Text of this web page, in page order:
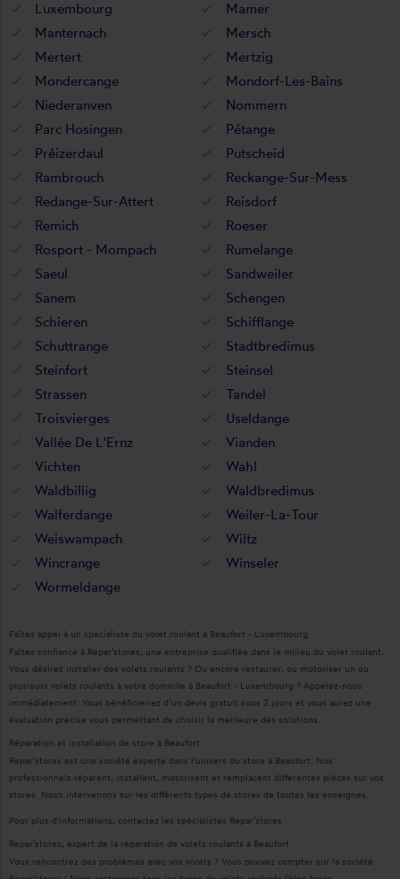
Luxembourg
Mamer
Manternach
Mersch
Mertert
Mertzig
Mondercange
Mondorf-Les-Bains
Niederanven
Nommern
Parc Hosingen
Pétange
Préizerdaul
Putscheid
Rambrouch
Reckange-Sur-Mess
Redange-Sur-Attert
Reisdorf
Remich
Roeser
Rosport - Mompach
Rumelange
Saeul
Sandweiler
Sanem
Schengen
Schieren
Schifflange
Schuttrange
Stadtbredimus
Steinfort
Steinsel
Strassen
Tandel
Troisvierges
Useldange
Vallée De L'Ernz
Vianden
Vichten
Wahl
Waldbillig
Waldbredimus
Walferdange
Weiler-La-Tour
Weiswampach
Wiltz
Wincrange
Winseler
Wormeldange
Faîtes appel à un spécialiste du volet roulant à Beaufort - Luxembourg
Faîtes confiance à Repar’stores, une entreprise qualifiée dans le milieu du volet roulant.
Vous désirez installer des volets roulants ? Ou encore restaurer, ou motoriser un ou
plusieurs volets roulants à votre domicile à Beaufort - Luxembourg ? Appelez-nous
immédiatement. Vous bénéficieriez d’un devis gratuit sous 2 jours et vous aurez une
évaluation précise vous permettant de choisir la meilleure des solutions.
Réparation et installation de store à Beaufort
Repar’stores est une société experte dans l'univers du store à Beaufort. Nos
professionnels réparent, installent, motorisent et remplacent différentes pièces sur vos
stores. Nous intervenons sur les différents types de stores de toutes les enseignes.
Pour plus d'informations, contactez les spécialistes Repar’stores
Repar’stores, expert de la réparation de volets roulants à Beaufort
Vous rencontrez des problèmes avec vos volets ? Vous pouvez compter sur la société